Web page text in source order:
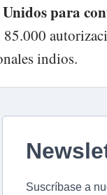
para
85.000
indios.